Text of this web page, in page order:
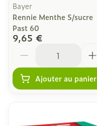
Bayer
Rennie Menthe S/sucre
Past 60
9,65 €
Ajouter au panier